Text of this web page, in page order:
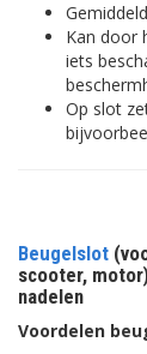
Kan door
iets
Op slot
Beugelslot
scooter,
nadelen
Voordelen